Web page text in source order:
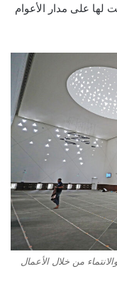
لها على مدار الأعوام
من خلال الأعمال